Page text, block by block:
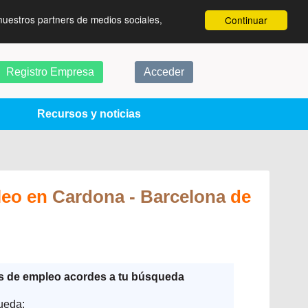
Continuar
partners de medios sociales,
Registro Empresa Acceder
Recursos y noticias
en Cardona - Barcelonade
de empleo acordes a tu búsqueda